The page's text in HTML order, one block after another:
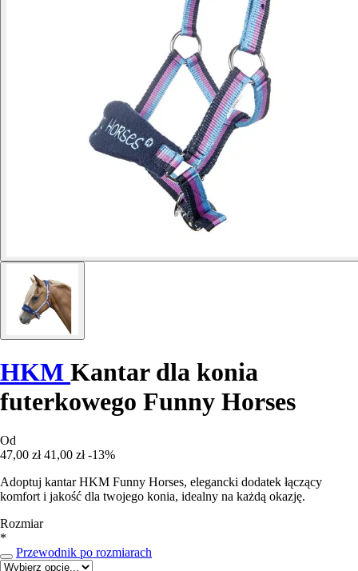
HKM Kantar dla konia
futerkowego Funny Horses
Od
47,00 zł 41,00 zł -13%
Adoptuj kantar HKM Funny Horses, elegancki dodatek łączący
komfort i jakość dla twojego konia, idealny na każdą okazję.
Rozmiar
*
Przewodnik po rozmiarach